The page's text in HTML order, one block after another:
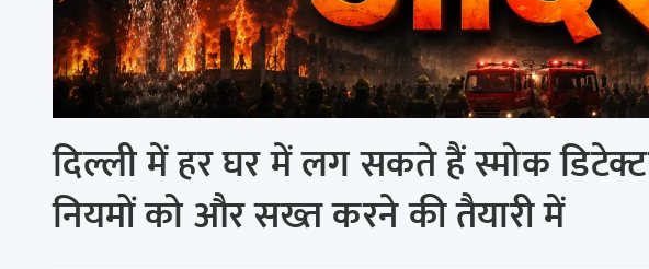
दिल्ली में हर घर में लग सकते हैं स्मोक
नियमों को और सख्त करने की तैयारी में